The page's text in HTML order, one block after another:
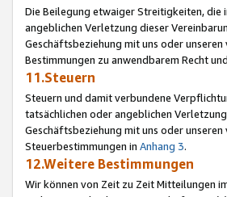
Die Beilegung etwaiger Streitigkeiten, die
angeblichen Verletzung dieser
Geschäftsbeziehung mit uns oder
Bestimmungen zu anwendbarem Recht
11.Steuern
Steuern und damit verbundene
tatsächlichen oder angeblichen
Geschäftsbeziehung mit uns oder
Steuerbestimmungen in Anhang 3.
12.Weitere Bestimmungen
Wir können von Zeit zu Zeit Mitteilungen